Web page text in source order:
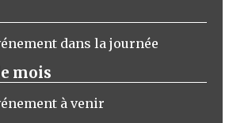
dans la journée
mois
à venir